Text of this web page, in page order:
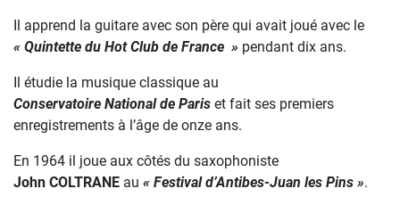
Il apprend la guitare avec son père qui avait joué avec le
« Quintette du Hot Club de France » pendant dix ans.
Il étudie la musique classique au
Conservatoire National de Paris et fait ses premiers
enregistrements à l’âge de onze ans.
En 1964 il joue aux côtés du saxophoniste
John COLTRANE au « Festival d’Antibes-Juan les Pins ».